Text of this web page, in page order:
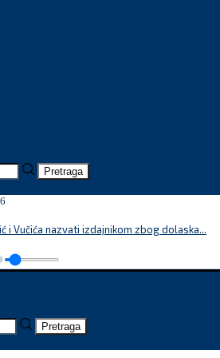
Pretraga
i Vučića nazvati izdajnikom zbog dolaska...
Pretraga